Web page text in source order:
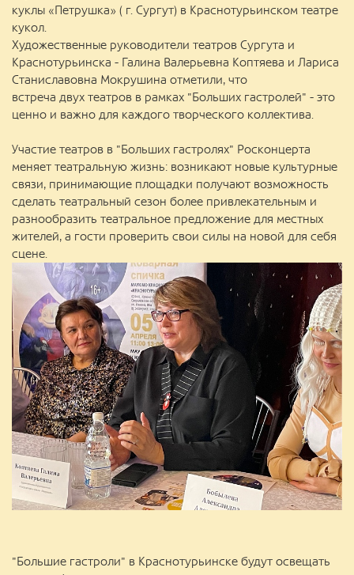
куклы «Петрушка» ( г. Сургут) в Краснотурьинском театре
кукол.
Художественные руководители театров Сургута и
Краснотурьинска - Галина Валерьевна Коптяева и Лариса
Станиславовна Мокрушина отметили, что
встреча двух театров в рамках "Больших гастролей" - это
ценно и важно для каждого творческого коллектива.
Участие театров в "Больших гастролях" Росконцерта
меняет театральную жизнь: возникают новые культурные
связи, принимающие площадки получают возможность
сделать театральный сезон более привлекательным и
разнообразить театральное предложение для местных
жителей, а гости проверить свои силы на новой для себя
сцене.
"Большие гастроли" в Краснотурьинске будут освещать